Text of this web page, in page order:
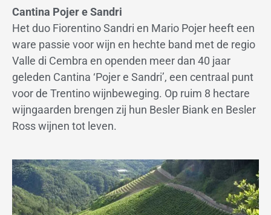
Cantina Pojer e Sandri
Het duo Fiorentino Sandri en Mario Pojer heeft een
ware passie voor wijn en hechte band met de regio
Valle di Cembra en openden meer dan 40 jaar
geleden Cantina ‘Pojer e Sandri’, een centraal punt
voor de Trentino wijnbeweging. Op ruim 8 hectare
wijngaarden brengen zij hun Besler Biank en Besler
Ross wijnen tot leven.